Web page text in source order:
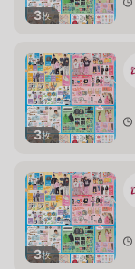
3枚
3枚
3枚